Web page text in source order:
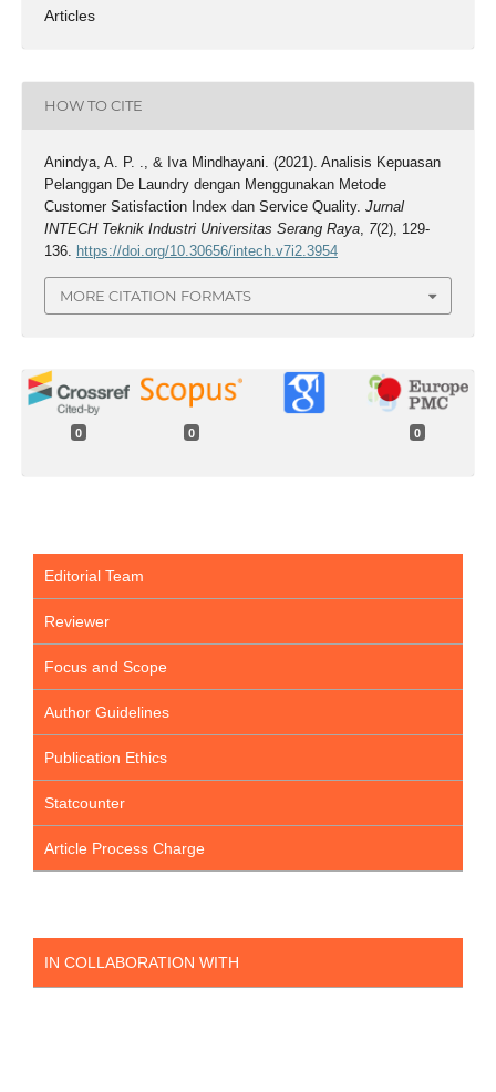
Articles
HOW TO CITE
Anindya, A. P. ., & Iva Mindhayani. (2021). Analisis Kepuasan
Pelanggan De Laundry dengan Menggunakan Metode
Customer Satisfaction Index dan Service Quality. Jurnal
INTECH Teknik Industri Universitas Serang Raya, 7(2), 129-
136. https://doi.org/10.30656/intech.v7i2.3954
MORE CITATION FORMATS
0 0 0
Editorial Team
Reviewer
Focus and Scope
Author Guidelines
Publication Ethics
Statcounter
Article Process Charge
IN COLLABORATION WITH